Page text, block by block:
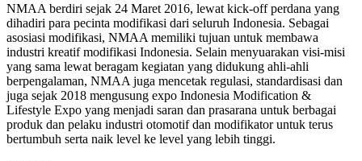
NMAA berdiri sejak 24 Maret 2016, lewat kick-off perdana yang
dihadiri para pecinta modifikasi dari seluruh Indonesia. Sebagai
asosiasi modifikasi, NMAA memiliki tujuan untuk membawa
industri kreatif modifikasi Indonesia. Selain menyuarakan visi-misi
yang sama lewat beragam kegiatan yang didukung ahli-ahli
berpengalaman, NMAA juga mencetak regulasi, standardisasi dan
juga sejak 2018 mengusung expo Indonesia Modification &
Lifestyle Expo yang menjadi saran dan prasarana untuk berbagai
produk dan pelaku industri otomotif dan modifikator untuk terus
bertumbuh serta naik level ke level yang lebih tinggi.